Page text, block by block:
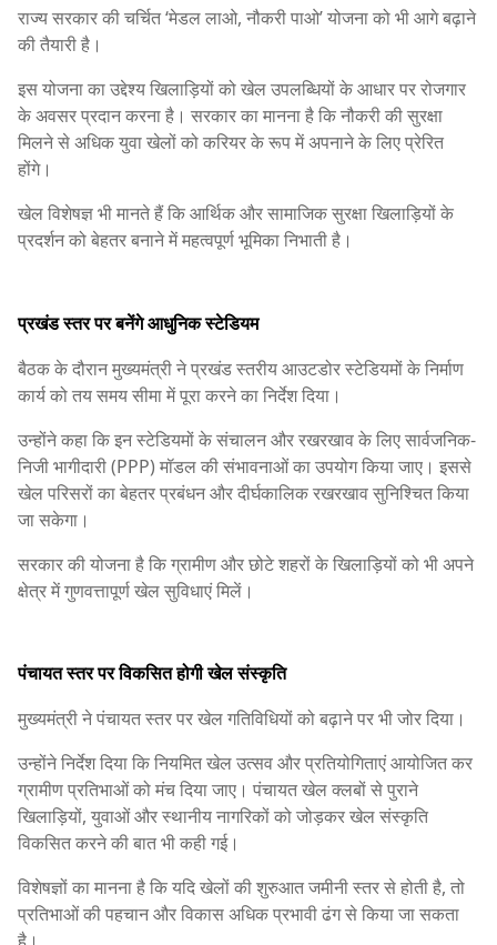
राज्य सरकार की चर्चित ‘मेडल लाओ, नौकरी पाओ’ योजना को भी आगे बढ़ाने
की तैयारी है।
इस योजना का उद्देश्य खिलाड़ियों को खेल उपलब्धियों के आधार पर रोजगार
के अवसर प्रदान करना है। सरकार का मानना है कि नौकरी की सुरक्षा
मिलने से अधिक युवा खेलों को करियर के रूप में अपनाने के लिए प्रेरित
होंगे।
खेल विशेषज्ञ भी मानते हैं कि आर्थिक और सामाजिक सुरक्षा खिलाड़ियों के
प्रदर्शन को बेहतर बनाने में महत्वपूर्ण भूमिका निभाती है।
प्रखंड स्तर पर बनेंगे आधुनिक स्टेडियम
बैठक के दौरान मुख्यमंत्री ने प्रखंड स्तरीय आउटडोर स्टेडियमों के निर्माण
कार्य को तय समय सीमा में पूरा करने का निर्देश दिया।
उन्होंने कहा कि इन स्टेडियमों के संचालन और रखरखाव के लिए सार्वजनिक-
निजी भागीदारी (PPP) मॉडल की संभावनाओं का उपयोग किया जाए। इससे
खेल परिसरों का बेहतर प्रबंधन और दीर्घकालिक रखरखाव सुनिश्चित किया
जा सकेगा।
सरकार की योजना है कि ग्रामीण और छोटे शहरों के खिलाड़ियों को भी अपने
क्षेत्र में गुणवत्तापूर्ण खेल सुविधाएं मिलें।
पंचायत स्तर पर विकसित होगी खेल संस्कृति
मुख्यमंत्री ने पंचायत स्तर पर खेल गतिविधियों को बढ़ाने पर भी जोर दिया।
उन्होंने निर्देश दिया कि नियमित खेल उत्सव और प्रतियोगिताएं आयोजित कर
ग्रामीण प्रतिभाओं को मंच दिया जाए। पंचायत खेल क्लबों से पुराने
खिलाड़ियों, युवाओं और स्थानीय नागरिकों को जोड़कर खेल संस्कृति
विकसित करने की बात भी कही गई।
विशेषज्ञों का मानना है कि यदि खेलों की शुरुआत जमीनी स्तर से होती है, तो
प्रतिभाओं की पहचान और विकास अधिक प्रभावी ढंग से किया जा सकता